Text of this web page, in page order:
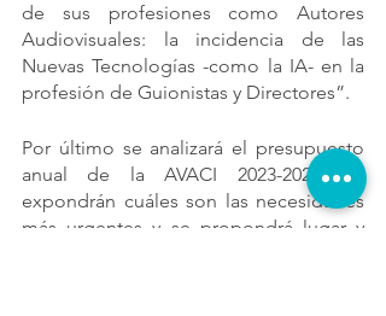
de sus profesiones como Autores
Audiovisuales: la incidencia de las
Nuevas Tecnologías -como la IA- en la
profesión de Guionistas y Directores”.
Por último se analizará el presupuesto
anual de la AVACI 2023-2024; se
expondrán cuáles son las necesidades
más urgentes y se propondrá lugar y